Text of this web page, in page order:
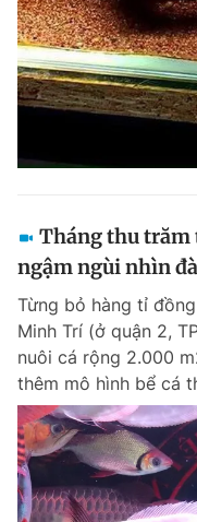
Tháng thu trăm
ngậm ngùi nhìn
Từng bỏ hàng tỉ
Minh Trí (ở quận 2,
nuôi cá rộng 2.000
thêm mô hình bể cá